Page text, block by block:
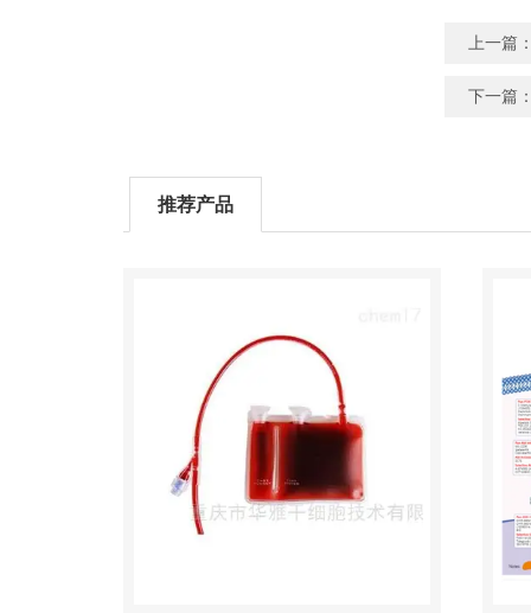
上一篇
下一篇
推荐产品